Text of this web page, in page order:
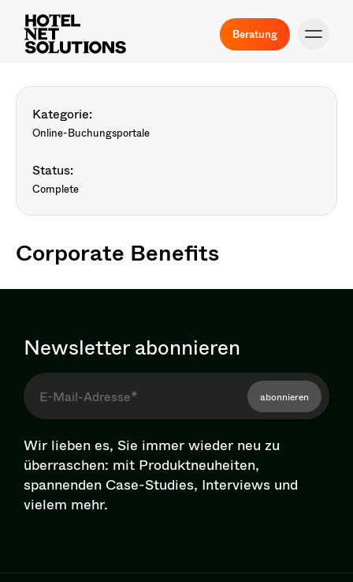
Beratung
Kategorie:
Online-Buchungsportale
Status:
Complete
Corporate Benefits
Newsletter abonnieren
abonnieren
Wir lieben es, Sie immer wieder neu zu
überraschen: mit Pro­dukt­neu­hei­ten,
spannenden Case-Studies, Interviews und
vielem mehr.